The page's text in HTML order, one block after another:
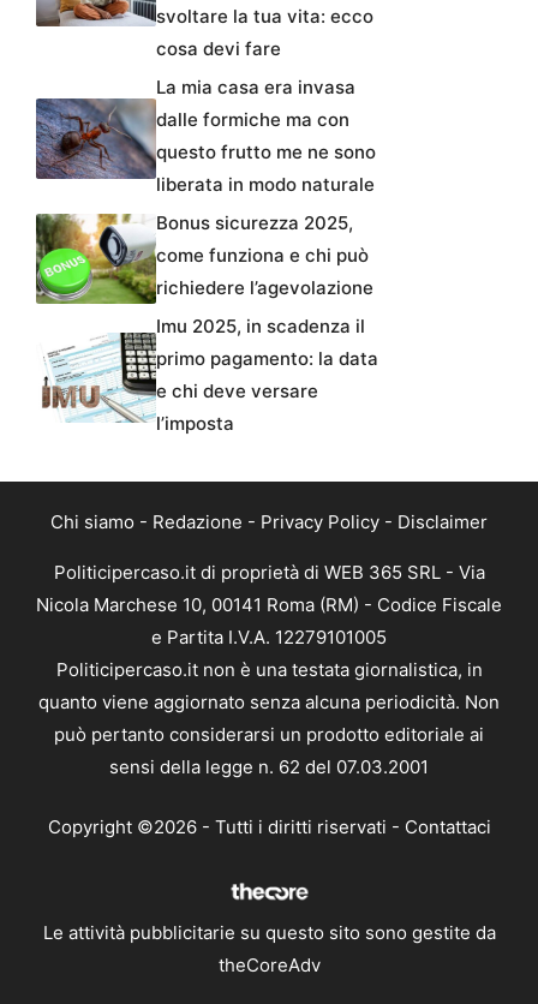
svoltare la tua vita: ecco
cosa devi fare
La mia casa era invasa
dalle formiche ma con
questo frutto me ne sono
liberata in modo naturale
Bonus sicurezza 2025,
come funziona e chi può
richiedere l’agevolazione
Imu 2025, in scadenza il
primo pagamento: la data
e chi deve versare
l’imposta
Chi siamo - Redazione - Privacy Policy - Disclaimer
Politicipercaso.it di proprietà di WEB 365 SRL - Via
Nicola Marchese 10, 00141 Roma (RM) - Codice Fiscale
e Partita I.V.A. 12279101005
Politicipercaso.it non è una testata giornalistica, in
quanto viene aggiornato senza alcuna periodicità. Non
può pertanto considerarsi un prodotto editoriale ai
sensi della legge n. 62 del 07.03.2001
Copyright ©2026 - Tutti i diritti riservati - Contattaci
Le attività pubblicitarie su questo sito sono gestite da
theCoreAdv